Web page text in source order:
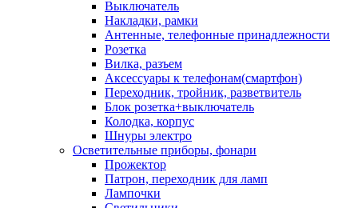
Выключатель
Накладки, рамки
Антенные, телефонные принадлежности
Розетка
Вилка, разъем
Аксессуары к телефонам(смартфон)
Переходник, тройник, разветвитель
Блок розетка+выключатель
Колодка, корпус
Шнуры электро
Осветительные приборы, фонари
Прожектор
Патрон, переходник для ламп
Лампочки